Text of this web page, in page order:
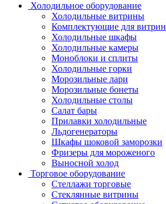
Холодильное оборудование
Холодильные витрины
Комплектующие для витрин
Холодильные шкафы
Холодильные камеры
Моноблоки и сплиты
Холодильные горки
Морозильные лари
Морозильные бонеты
Холодильные столы
Салат бары
Прилавки холодильные
Льдогенераторы
Шкафы шоковой заморозки
Фризеры для мороженого
Выносной холод
Торговое оборудование
Стеллажи торговые
Стеклянные витрины